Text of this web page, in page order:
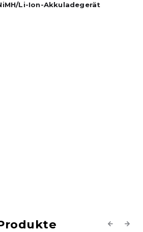
Li-Ion-Akkuladegerät
Previous
Next